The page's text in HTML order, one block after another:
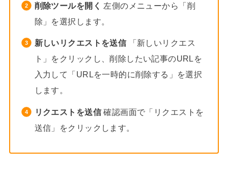
削除ツールを開く 左側のメニューから「削
除」を選択します。
新しいリクエストを送信 「新しいリクエス
ト」をクリックし、削除したい記事のURLを
入力して「URLを一時的に削除する」を選択
します。
リクエストを送信確認画面で「リクエストを
送信」をクリックします。